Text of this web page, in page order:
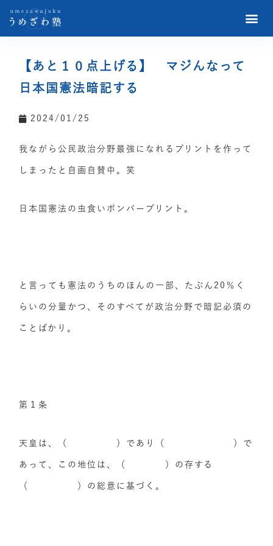
【あと１０点上げる】 マジんなって
日本国憲法暗記する
2024/01/25
我ながら公民政治分野最強になれるプリントを作って
しまったと自画自賛中。笑
日本国憲法の虫食いボンバープリント。
と言っても憲法のうちのほんの一部、たぶん20％く
らいの分量かつ、そのすべてが政治分野で暗記必須の
ことばかり。
第１条
天皇は、（ ）であり（ ）で
あって、この地位は、（ ）の存する
（ ）の総意に基づく。